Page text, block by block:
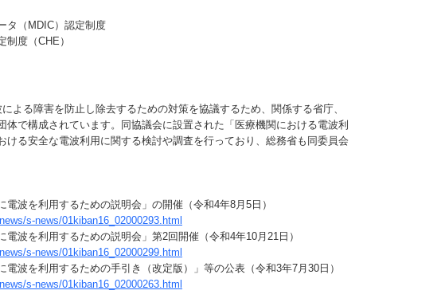
（MDIC）認定制度
度（CHE）
よる障害を防止し除去するための対策を協議するため、関係する省庁、
体で構成されています。同協議会に設置された「医療機関における電波利
ける安全な電波利用に関する検討や調査を行っており、総務省も同委員会
電波を利用するための説明会」の開催（令和4年8月5日）
s-news/01kiban16_02000293.html
電波を利用するための説明会」第2回開催（令和4年10月21日）
s-news/01kiban16_02000299.html
電波を利用するための手引き（改定版）」等の公表（令和3年7月30日）
s-news/01kiban16_02000263.html